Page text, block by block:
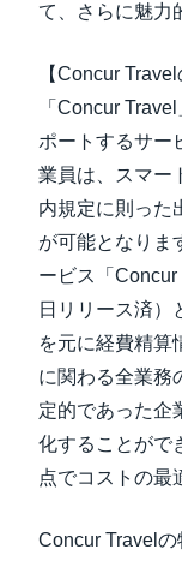
て、さらに魅力
【Concur Travel
「Concur
ポートするサー
業員は、スマー
内規定に則った
が可能となりま
ービス「
日リリース済）
を元に経費精算
に関わる全業務
定的であった企
化することがで
点でコストの最
Concur Travelの